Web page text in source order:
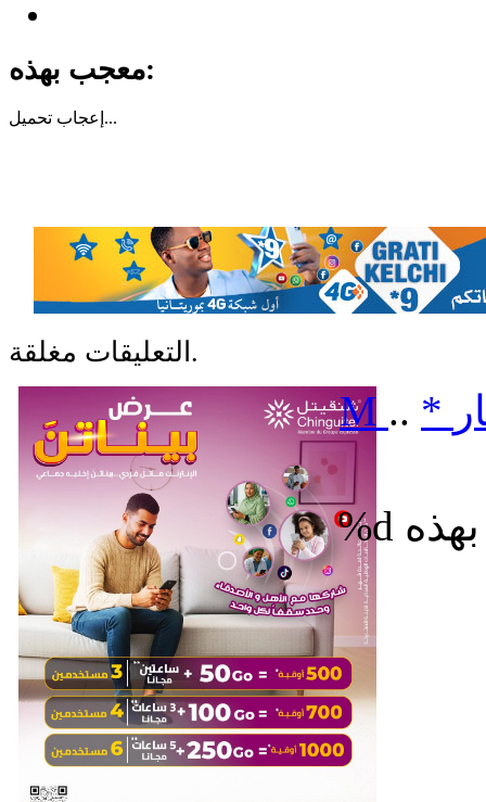
معجب بهذه:
إعجاب تحميل...
التعليقات مغلقة.
M .. *
%d